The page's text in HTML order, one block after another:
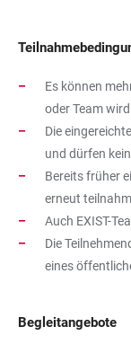
Es können
oder Team
Die
und dürfen
Bereits früher
erneut
Auch EXIST-
Die
eines
Begleitangebote